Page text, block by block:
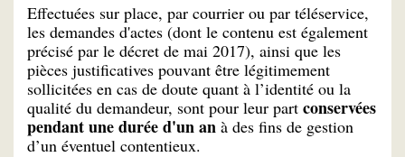
Effectuées sur place, par courrier ou par téléservice,
les demandes d'actes (dont le contenu est également
précisé par le décret de mai 2017), ainsi que les
pièces justificatives pouvant être légitimement
sollicitées en cas de doute quant à l’identité ou la
qualité du demandeur, sont pour leur part conservées
pendant une durée d'un an à des fins de gestion
d’un éventuel contentieux.